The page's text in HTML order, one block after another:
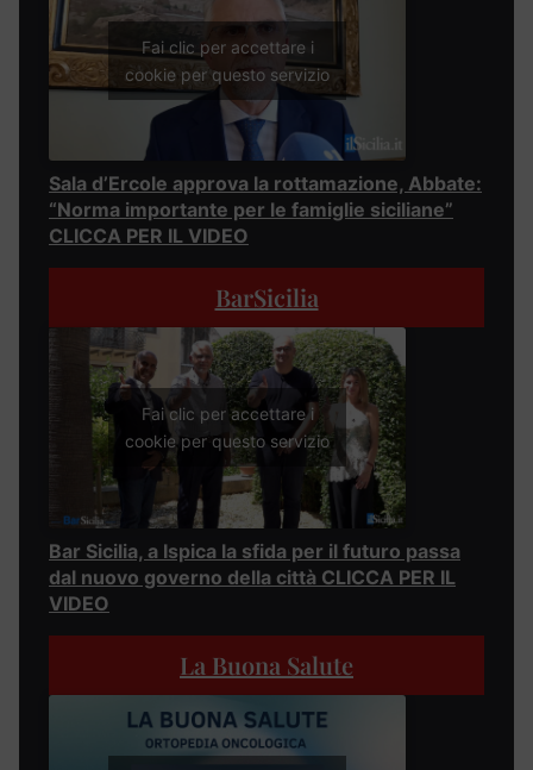
Fai clic per accettare i
cookie per questo servizio
Sala d’Ercole approva la rottamazione, Abbate:
“Norma importante per le famiglie siciliane”
CLICCA PER IL VIDEO
BarSicilia
Fai clic per accettare i
cookie per questo servizio
Bar Sicilia, a Ispica la sfida per il futuro passa
dal nuovo governo della città CLICCA PER IL
VIDEO
La Buona Salute